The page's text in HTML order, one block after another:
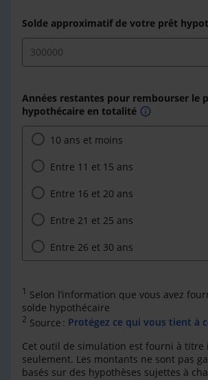
Solde approximatif de votre prêt
Années restantes pour rembourser le
hypothécaire en totalité info
10 ans et moins
Entre 11 et 15 ans
Entre 16 et 20 ans
Entre 21 et 25 ans
Entre 26 et 30 ans
1 Selon l’information que vous avez
solde hypothécaire
2 Source : Protégez ce qui vous tient à
Cet outil de simulation est fourni à titre
seulement. Les montants ne sont pas
basés sur des hypothèses sujettes à